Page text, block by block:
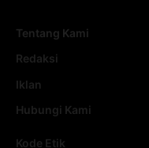
Tentang Kami
Redaksi
Iklan
Hubungi Kami
Kode Etik